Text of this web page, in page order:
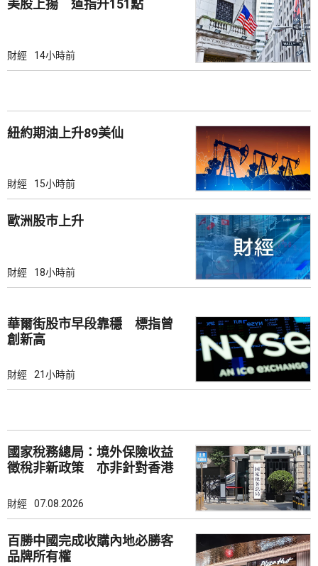
美股上揚 道指升151點
財經 14小時前
紐約期油上升89美仙
財經 15小時前
歐洲股巿上升
財經 18小時前
華爾街股市早段靠穩 標指曾
創新高
財經 21小時前
國家稅務總局：境外保險收益
徵稅非新政策 亦非針對香港
財經 07.08.2026
百勝中國完成收購內地必勝客
品牌所有權